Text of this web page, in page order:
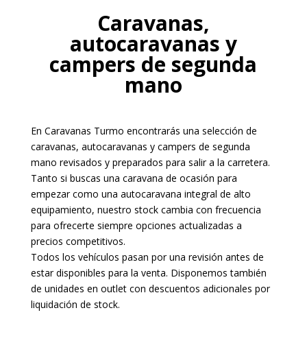
Caravanas,
autocaravanas y
campers de segunda
mano
En Caravanas Turmo encontrarás una selección de
caravanas, autocaravanas y campers de segunda
mano revisados y preparados para salir a la carretera.
Tanto si buscas una caravana de ocasión para
empezar como una autocaravana integral de alto
equipamiento, nuestro stock cambia con frecuencia
para ofrecerte siempre opciones actualizadas a
precios competitivos.
Todos los vehículos pasan por una revisión antes de
estar disponibles para la venta. Disponemos también
de unidades en outlet con descuentos adicionales por
liquidación de stock.